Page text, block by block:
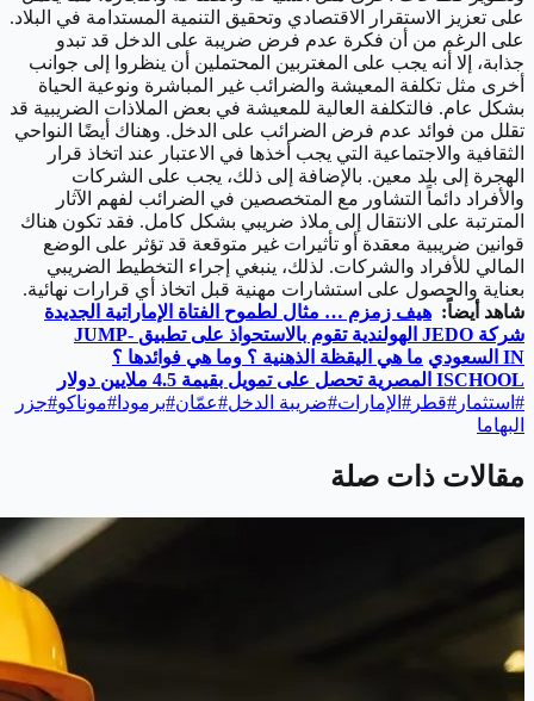
على تعزيز الاستقرار الاقتصادي وتحقيق التنمية المستدامة في البلاد.
على الرغم من أن فكرة عدم فرض ضريبة على الدخل قد تبدو
جذابة، إلا أنه يجب على المغتربين المحتملين أن ينظروا إلى جوانب
أخرى مثل تكلفة المعيشة والضرائب غير المباشرة ونوعية الحياة
بشكل عام. فالتكلفة العالية للمعيشة في بعض الملاذات الضريبية قد
تقلل من فوائد عدم فرض الضرائب على الدخل. وهناك أيضًا النواحي
الثقافية والاجتماعية التي يجب أخذها في الاعتبار عند اتخاذ قرار
الهجرة إلى بلد معين. بالإضافة إلى ذلك، يجب على الشركات
والأفراد دائماً التشاور مع المتخصصين في الضرائب لفهم الآثار
المترتبة على الانتقال إلى ملاذ ضريبي بشكل كامل. فقد تكون هناك
قوانين ضريبية معقدة أو تأثيرات غير متوقعة قد تؤثر على الوضع
المالي للأفراد والشركات. لذلك، ينبغي إجراء التخطيط الضريبي
بعناية والحصول على استشارات مهنية قبل اتخاذ أي قرارات نهائية.
شاهد أيضاً: هيف زمزم … مثال لطموح الفتاة الإماراتية الجديدة
شركة
الهولندية تقوم بالاستحواذ على تطبيق JUMP-
IN السعودي ما هي اليقظة الذهنية ؟ وما هي فوائدها ؟
ISCHOOL المصرية تحصل على تمويل بقيمة 4.5 ملايين دولار
# استثمار #قطر # الإمارات#ضريبة الدخل#عمّان#برمودا #موناكو#جزر
البهاما
مقالات ذات صلة